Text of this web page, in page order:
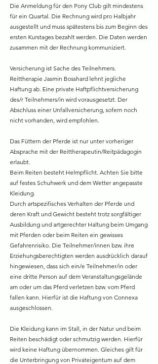
Die Anmeldung für den Pony Club gilt mindestens
für ein Quartal. Die Rechnung wird pro Halbjahr
ausgestellt und muss spätestens bis zum Beginn des
ersten Kurstages bezahlt werden. Die Daten werden
zusammen mit der Rechnung kommuniziert.
Versicherung ist Sache des Teilnehmers.
Reittherapie Jasmin Bosshard lehnt jegliche
Haftung ab. Eine private Haftpflichtversicherung
des/r Teilnehmers/in wird vorausgesetzt. Der
Abschluss einer Unfallversicherung, sofern noch
nicht vorhanden, wird empfohlen.
Das Füttern der Pferde ist nur unter vorheriger
Absprache mit der Reittherapeutin/Reitpädagogin
erlaubt.
Beim Reiten besteht Helmpflicht. Achten Sie bitte
auf festes Schuhwerk und dem Wetter angepasste
Kleidung.
Durch artspezifisches Verhalten der Pferde und
deren Kraft und Gewicht besteht trotz sorgfältiger
Ausbildung und artgerechter Haltung beim Umgang
mit Pferden oder beim Reiten ein gewisses
Gefahrenrisiko. Die Teilnehmer/innen bzw. ihre
Erziehungsberechtigten werden ausdrücklich darauf
hingewiesen, dass sich ein/e Teilnehmer/in oder
eine dritte Person auf dem Veranstaltungsgelände
am oder um das Pferd verletzen bzw. vom Pferd
fallen kann. Hierfür ist die Haftung von Connexa
ausgeschlossen.
Die Kleidung kann im Stall, in der Natur und beim
Reiten beschädigt oder schmutzig werden. Hierfür
wird keine Haftung übernommen. Gleiches gilt für
die Unterbringung von Privateigentum auf dem